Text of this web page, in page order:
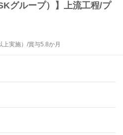
グループ）】上流工程/プ
実施）/賞与5.8か月